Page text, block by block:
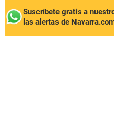
Suscríbete gratis a
las alertas de